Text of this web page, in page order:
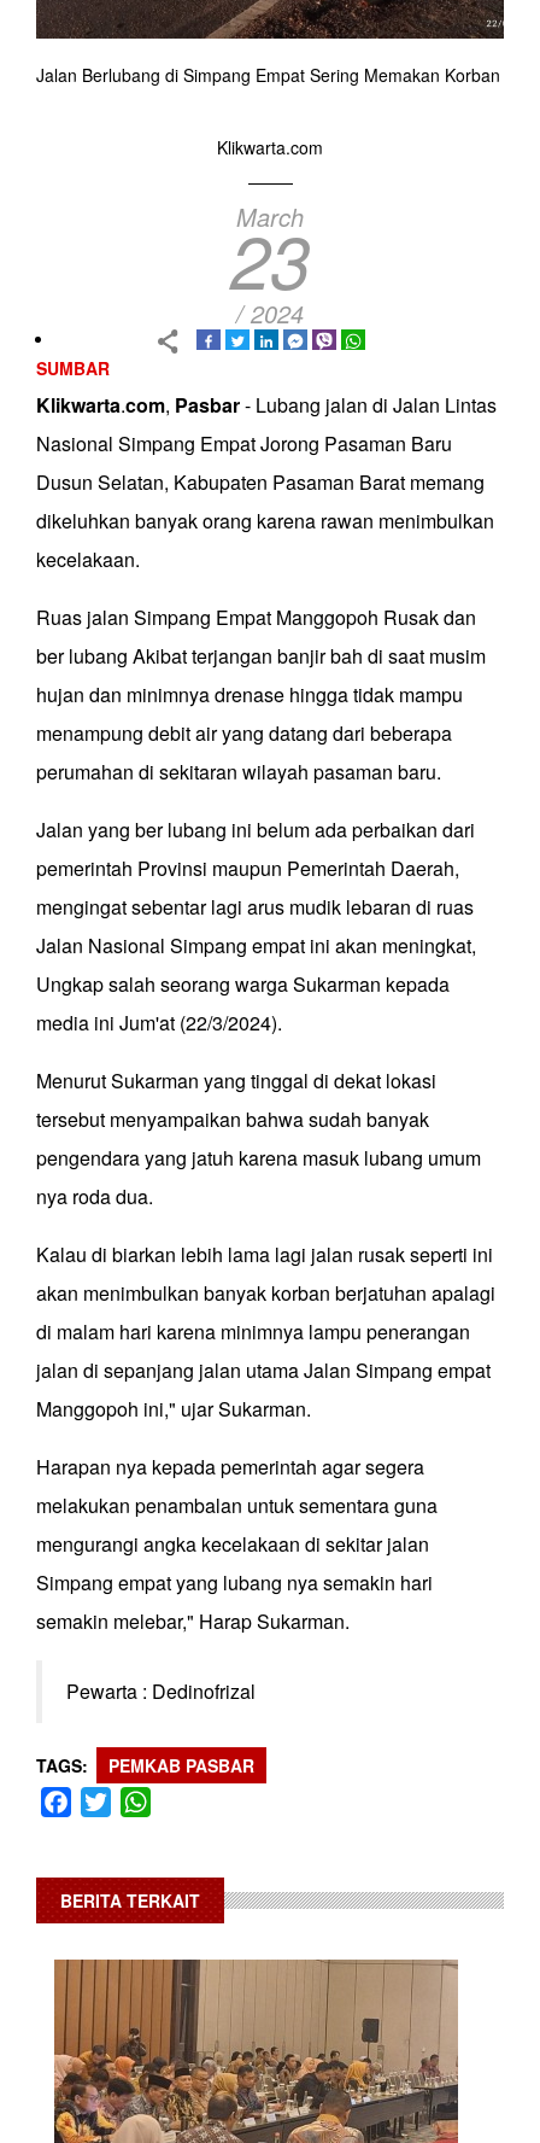
Jalan Berlubang di Simpang Empat Sering Memakan Korban
Klikwarta.com
March
23
/ 2024
SUMBAR
Klikwarta.com, Pasbar- Lubang jalan di Jalan Lintas
Nasional Simpang Empat Jorong Pasaman Baru
Dusun Selatan, Kabupaten Pasaman Barat memang
dikeluhkan banyak orang karena rawan menimbulkan
kecelakaan.
Ruas jalan Simpang Empat Manggopoh Rusak dan
ber lubang Akibat terjangan banjir bah di saat musim
hujan dan minimnya drenase hingga tidak mampu
menampung debit air yang datang dari beberapa
perumahan di sekitaran wilayah pasaman baru.
Jalan yang ber lubang ini belum ada perbaikan dari
pemerintah Provinsi maupun Pemerintah Daerah,
mengingat sebentar lagi arus mudik lebaran di ruas
Jalan Nasional Simpang empat ini akan meningkat,
Ungkap salah seorang warga Sukarman kepada
media ini Jum'at (22/3/2024).
Menurut Sukarman yang tinggal di dekat lokasi
tersebut menyampaikan bahwa sudah banyak
pengendara yang jatuh karena masuk lubang umum
nya roda dua.
Kalau di biarkan lebih lama lagi jalan rusak seperti ini
akan menimbulkan banyak korban berjatuhan apalagi
di malam hari karena minimnya lampu penerangan
jalan di sepanjang jalan utama Jalan Simpang empat
Manggopoh ini," ujar Sukarman.
Harapan nya kepada pemerintah agar segera
melakukan penambalan untuk sementara guna
mengurangi angka kecelakaan di sekitar jalan
Simpang empat yang lubang nya semakin hari
semakin melebar," Harap Sukarman.
Pewarta : Dedinofrizal
TAGS PEMKAB PASBAR
Facebook
Twitter
BERITA TERKAIT